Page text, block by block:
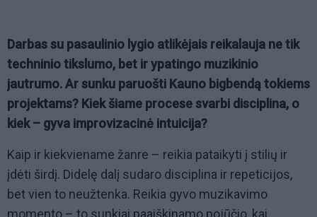
Darbas su pasaulinio lygio atlikėjais reikalauja ne tik
techninio tikslumo, bet ir ypatingo muzikinio
jautrumo. Ar sunku paruošti Kauno bigbendą tokiems
projektams? Kiek šiame procese svarbi disciplina, o
kiek – gyva improvizacinė intuicija?
Kaip ir kiekviename žanre – reikia pataikyti į stilių ir
įdėti širdį. Didelę dalį sudaro disciplina ir repeticijos,
bet vien to neužtenka. Reikia gyvo muzikavimo